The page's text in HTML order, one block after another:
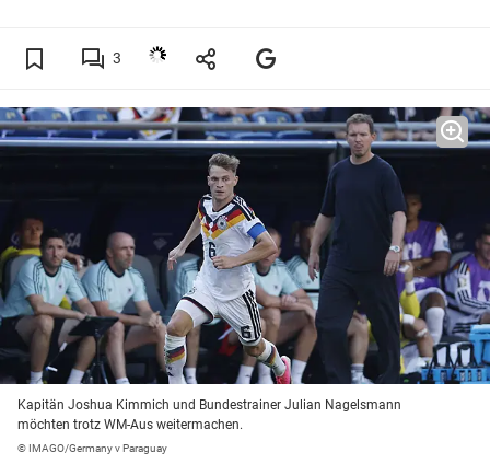
3
Kapitän Joshua Kimmich und Bundestrainer Julian Nagelsmann
möchten trotz WM-Aus weitermachen.
© IMAGO/Germany v Paraguay